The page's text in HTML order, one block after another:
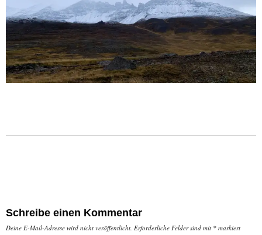
Schreibe einen Kommentar
Deine E-Mail-Adresse wird nicht veröffentlicht. Erforderliche Felder sind mit * markiert